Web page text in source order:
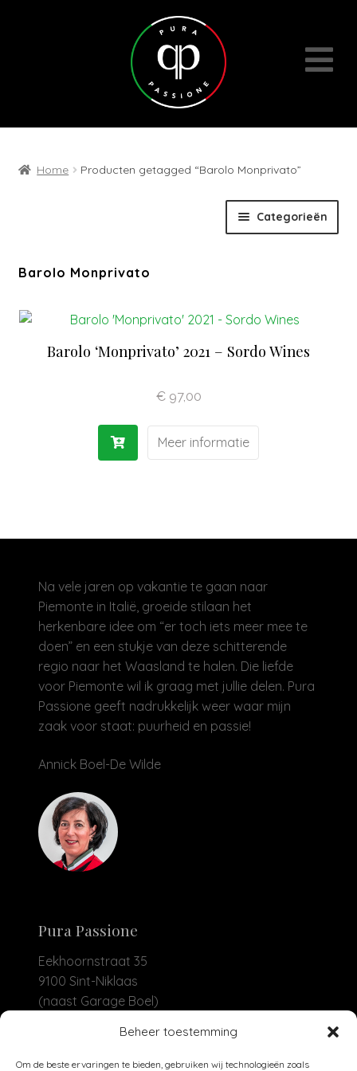
Beheer toestemming
Om de beste ervaringen te bieden, gebruiken wij technologieën zoals
Home Producten getagged “Barolo Monprivato”
Categorieën
Wijnen
Cadeaubons | Events | Diversen
Wijn- en geschenkpakketten
Antipasti | Sauzen
Barolo Monprivato
Barolo ‘Monprivato’ 2021 – Sordo Wines
€97,00
Meer informatie
Na vele jaren op vakantie te gaan naar
Piemonte in Italië, groeide stilaan het
herkenbare idee om “er toch iets meer mee te
doen” en een stukje van deze schitterende
regio naar het Waasland te halen. Die liefde
voor Piemonte wil ik graag met jullie delen. Pura
Passione geeft nadrukkelijk weer waar mijn
zaak voor staat: puurheid en passie!
Annick Boel-De Wilde
Pura Passione
Eekhoornstraat 35
9100 Sint-Niklaas
(naast Garage Boel)
+32 479 93 04 30
info@purapassione.be